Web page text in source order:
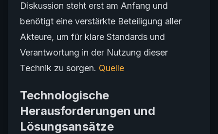
Diskussion steht erst am Anfang und
benötigt eine verstärkte Beteiligung aller
Akteure, um für klare Standards und
Verantwortung in der Nutzung dieser
Technik zu sorgen. Quelle
Technologische
Herausforderungen und
Lösungsansätze